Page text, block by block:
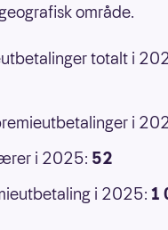
område.
totalt i
i
i 2025: 52
i 2025: 1